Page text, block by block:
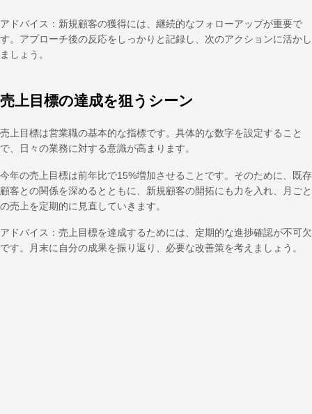
アドバイス：新規顧客の獲得には、継続的なフォローアップが重要で
す。アプローチ後の反応をしっかりと記録し、次のアクションに活かし
ましょう。
売上目標の達成を狙うシーン
売上目標は営業職の基本的な指標です。具体的な数字を設定すること
で、日々の業務に対する意識が高まります。
今年の売上目標は前年比で15%増加させることです。そのために、既存
顧客との関係を深めるとともに、新規顧客の開拓にも力を入れ、月ごと
の売上を定期的に見直していきます。
アドバイス：売上目標を達成するためには、定期的な進捗確認が不可欠
です。月末に自分の成果を振り返り、必要な改善策を考えましょう。